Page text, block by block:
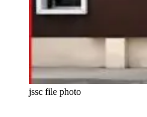
jssc file photo